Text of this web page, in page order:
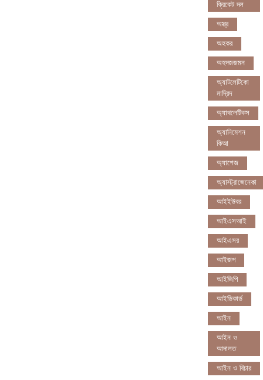
ক্রিকেট দল
অস্ত্র
অহকর
অহদজজমন
অ্যাটলেটিকো
মাদ্রিদ
অ্যাথলেটিকস
অ্যানিমেশন
কিআ
অ্যাশেজ
অ্যাস্ট্রাজেনেকা
আইইউবর
আইএসআই
আইএসর
আইজপ
আইজিপি
আইডিকার্ড
আইন
আইন ও
আদালত
আইন ও বিচার